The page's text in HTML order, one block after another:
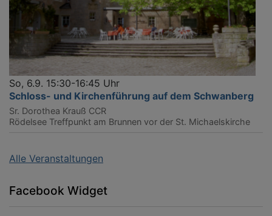
So, 6.9. 15:30-16:45 Uhr
Schloss- und Kirchenführung auf dem Schwanberg
Sr. Dorothea Krauß CCR
Rödelsee Treffpunkt am Brunnen vor der St. Michaelskirche
Alle Veranstaltungen
Facebook Widget